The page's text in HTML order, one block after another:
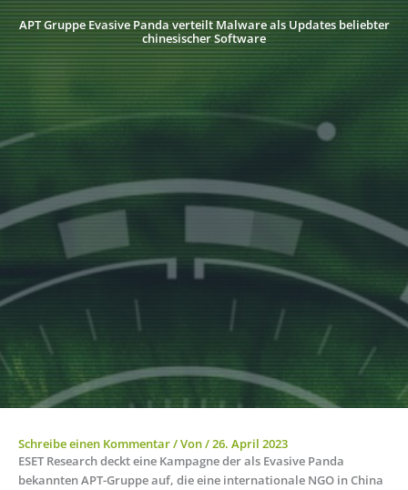
APT Gruppe Evasive Panda verteilt Malware als Updates beliebter
chinesischer Software
Schreibe einen Kommentar/ Von/26. April 2023
ESET Research deckt eine Kampagne der als Evasive Panda
bekannten APT-Gruppe auf, die eine internationale NGO in China